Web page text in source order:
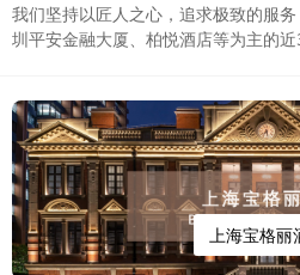
我们坚持以匠人之心，追求极致的服
圳平安金融大厦、柏悦酒店等为主的
上海宝格丽